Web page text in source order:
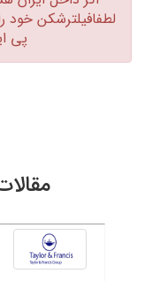
لطفافیلترشکن خود را
پی